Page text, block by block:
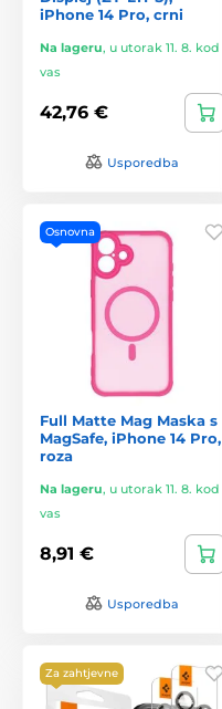
iPhone 14 Pro, crni
Na lageru, u utorak 11. 8. kod
vas
42,76 €
Usporedba
Osnovna
Full Matte Mag Maska s
MagSafe, iPhone 14 Pro,
roza
Na lageru, u utorak 11. 8. kod
vas
8,91 €
Usporedba
Za zahtjevne